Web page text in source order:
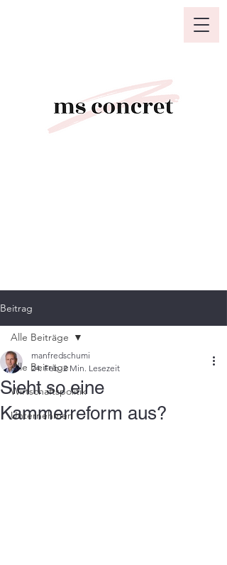
Beitrag
Alle Beiträge
Wirtschaftspolitik
Unternehmen
Alle Beiträge
Sieht so eine
Kammerreform aus?
manfredschumi
24. Feb. 2 Min. Lesezeit